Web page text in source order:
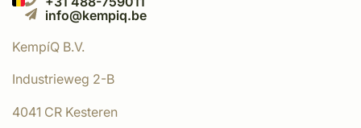
info@kempiq.be
KempíQ B.V.
Industrieweg 2-B
4041 CR Kesteren